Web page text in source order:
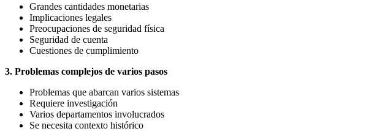
Grandes cantidades monetarias
Implicaciones legales
Preocupaciones de seguridad física
Seguridad de cuenta
Cuestiones de cumplimiento
3. Problemas complejos de varios pasos
Problemas que abarcan varios sistemas
Requiere investigación
Varios departamentos involucrados
Se necesita contexto histórico